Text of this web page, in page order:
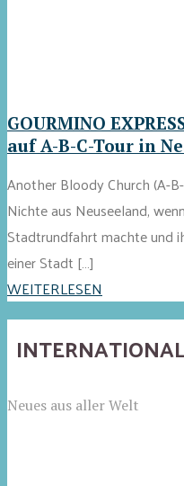
GOURMINO
auf A-B-C-Tour in
Another Bloody Church (A-
Nichte aus Neuseeland,
Stadtrundfahrt machte und
einer Stadt […]
WEITERLESEN
Neues aus aller Welt